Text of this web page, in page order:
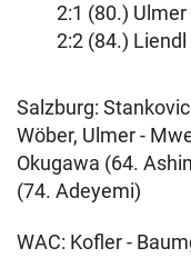
2:1 (80.) Ulmer
2:2 (84.) Liendl
Salzburg:
Wöber, Ulmer -
Okugawa (64.
(74. Adeyemi)
WAC: Kofler -